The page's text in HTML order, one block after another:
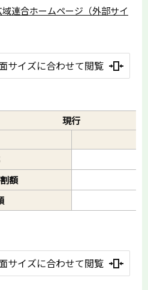
連合ホームページ（外部サイ
サイズに合わせて閲覧
現行
額
サイズに合わせて閲覧